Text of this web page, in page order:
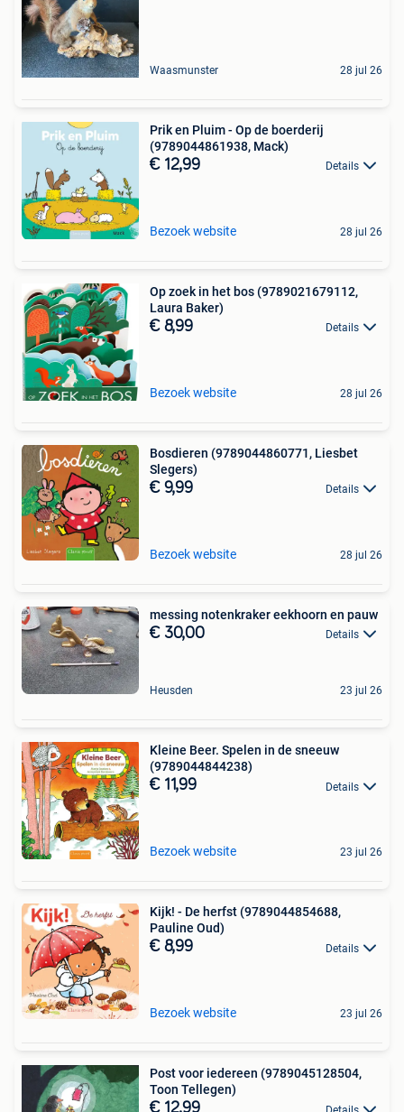
Waasmunster 28 jul 26
Prik en Pluim - Op de boerderij
(9789044861938, Mack)
€ 12,99 Details
Bezoek website 28 jul 26
Op zoek in het bos (9789021679112,
Laura Baker)
€ 8,99 Details
Bezoek website 28 jul 26
Bosdieren (9789044860771, Liesbet
Slegers)
€ 9,99 Details
Bezoek website 28 jul 26
messing notenkraker eekhoorn en pauw
€ 30,00 Details
Heusden 23 jul 26
Kleine Beer. Spelen in de sneeuw
(9789044844238)
€ 11,99 Details
Bezoek website 23 jul 26
Kijk! - De herfst (9789044854688,
Pauline Oud)
€ 8,99 Details
Bezoek website 23 jul 26
Post voor iedereen (9789045128504,
Toon Tellegen)
€ 12,99